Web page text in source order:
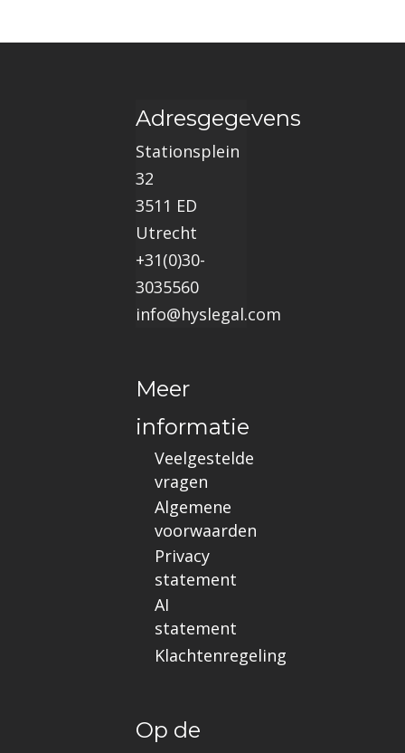
Adresgegevens
Stationsplein
32
3511 ED
Utrecht
+31(0)30-
3035560
info@hyslegal.com
Meer
informatie
Veelgestelde
vragen
Algemene
voorwaarden
Privacy
statement
AI
statement
Klachtenregeling
Op de